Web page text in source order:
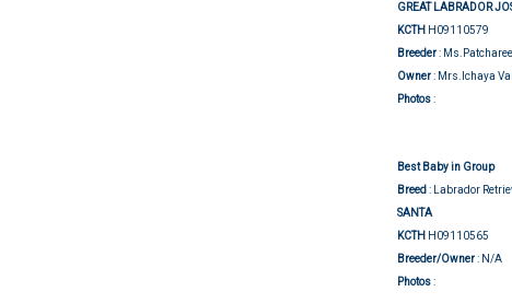
GREAT LABRADOR
KCTH H09110579
Breeder:
Owner: Mrs.Ichaya
Photos:
Best Baby in Group
Breed : Labrador
SANTA
KCTH H09110565
Breeder/Owner: N/A
Photos: